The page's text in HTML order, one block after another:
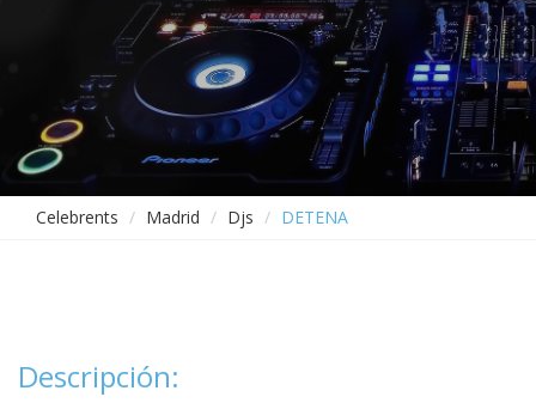
Celebrents Madrid Djs DETENA
Descripción: